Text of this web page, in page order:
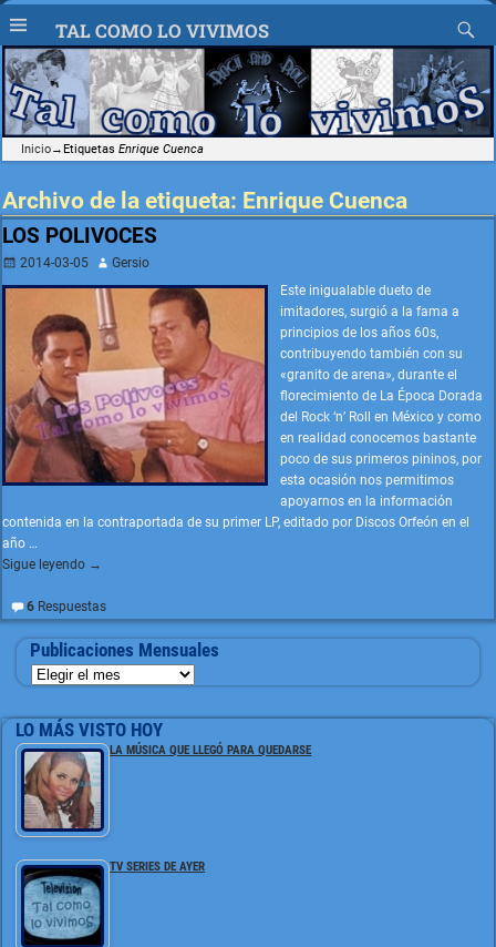
TAL COMO LO VIVIMOS
Inicio→EtiquetasEnrique Cuenca
Archivo de la etiqueta: Enrique Cuenca
LOS POLIVOCES
2014-03-05
Gersio
Este inigualable dueto de
imitadores, surgió a la fama a
principios de los años 60s,
contribuyendo también con su
«granito de arena», durante el
florecimiento de La Época Dorada
del Rock ‘n’ Roll en México y como
en realidad conocemos bastante
poco de sus primeros pininos, por
esta ocasión nos permitimos
apoyarnos en la información
contenida en la contraportada de su primer LP, editado por Discos Orfeón en el
año …
Sigue leyendo →
6Respuestas
Publicaciones Mensuales
LO MÁS VISTO HOY
LA MÚSICA QUE LLEGÓ PARA QUEDARSE
TV SERIES DE AYER